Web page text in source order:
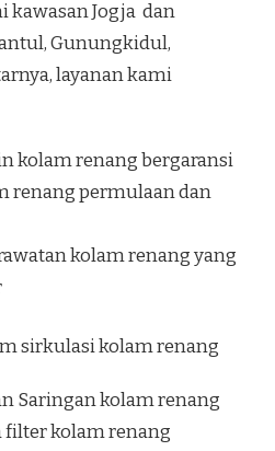
kawasan Jogja dan
Gunungkidul,
layanan kami
kolam renang bergaransi
renang permulaan dan
kolam renang yang
sirkulasi kolam renang
Saringan kolam renang
filter kolam renang